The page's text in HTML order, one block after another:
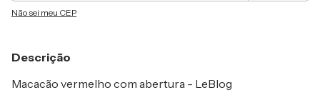
Não sei meu CEP
Descrição
Macacão vermelho com abertura - LeBlog